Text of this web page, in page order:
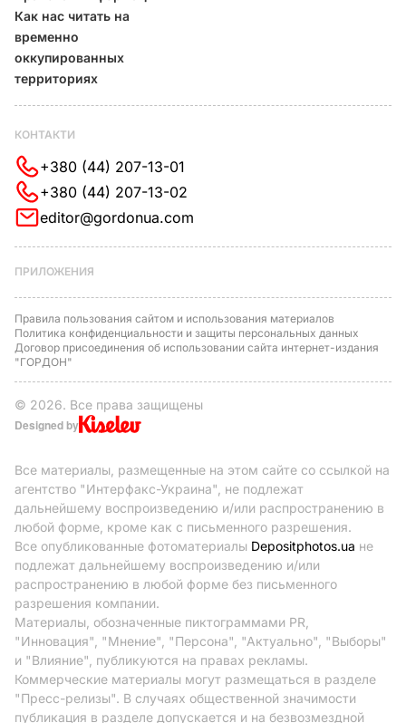
Как нас читать на
временно
оккупированных
территориях
КОНТАКТИ
+380 (44) 207-13-01
+380 (44) 207-13-02
editor@gordonua.com
ПРИЛОЖЕНИЯ
Правила пользования сайтом и использования материалов
Политика конфиденциальности и защиты персональных данных
Договор присоединения об использовании сайта интернет-издания
"ГОРДОН"
© 2026. Все права защищены
Designed by
Все материалы, размещенные на этом сайте со ссылкой на
агентство "Интерфакс-Украина", не подлежат
дальнейшему воспроизведению и/или распространению в
любой форме, кроме как с письменного разрешения.
Все опубликованные фотоматериалы Depositphotos.ua не
подлежат дальнейшему воспроизведению и/или
распространению в любой форме без письменного
разрешения компании.
Материалы, обозначенные пиктограммами PR,
"Инновация", "Мнение", "Персона", "Актуально", "Выборы"
и "Влияние", публикуются на правах рекламы.
Коммерческие материалы могут размещаться в разделе
"Пресс-релизы". В случаях общественной значимости
публикация в разделе допускается и на безвозмездной